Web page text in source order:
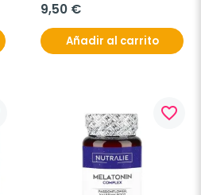
9,50 €
Añadir al carrito
favorite_border